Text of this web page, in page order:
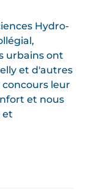
Hydro-
urbains ont
et d'autres
leur
et nous
et